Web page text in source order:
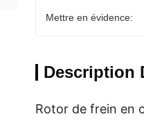
Mettre en évidence:
Description
Rotor de frein en